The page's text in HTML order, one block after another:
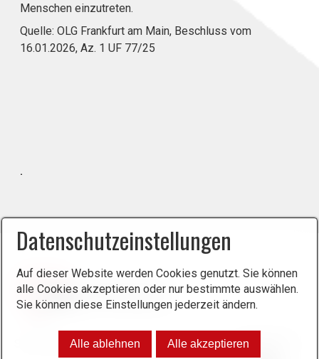
Menschen einzutreten.
Quelle: OLG Frankfurt am Main, Beschluss vom
16.01.2026, Az. 1 UF 77/25
NEWSLETTER
.
Datenschutzeinstellungen
Auf dieser Website werden Cookies genutzt. Sie können
alle Cookies akzeptieren oder nur bestimmte auswählen.
Sie können diese Einstellungen jederzeit ändern.
Alle ablehnen Alle akzeptieren